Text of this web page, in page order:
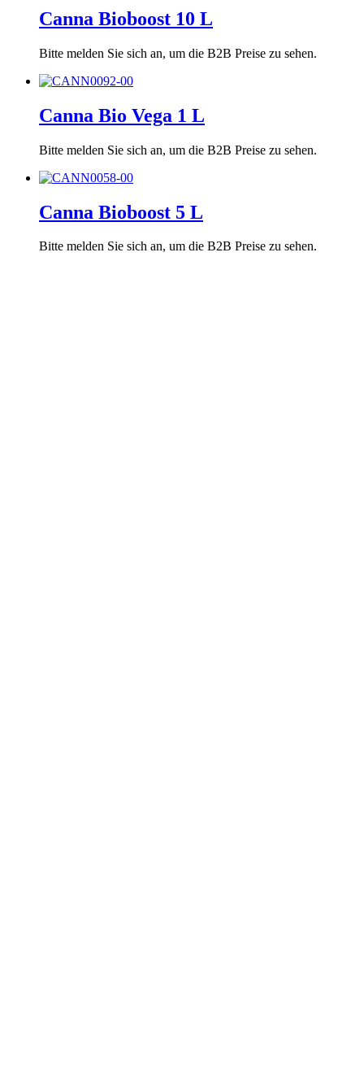
Canna Bioboost 10 L
Bitte melden Sie sich an, um die B2B Preise zu sehen.
Canna Bio Vega 1 L
Bitte melden Sie sich an, um die B2B Preise zu sehen.
Canna Bioboost 5 L
Bitte melden Sie sich an, um die B2B Preise zu sehen.